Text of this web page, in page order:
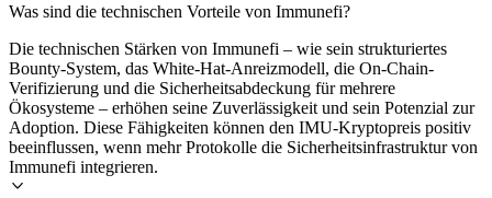
Was sind die technischen Vorteile von Immunefi?
Die technischen Stärken von Immunefi – wie sein strukturiertes
Bounty-System, das White-Hat-Anreizmodell, die On-Chain-
Verifizierung und die Sicherheitsabdeckung für mehrere
Ökosysteme – erhöhen seine Zuverlässigkeit und sein Potenzial zur
Adoption. Diese Fähigkeiten können den IMU-Kryptopreis positiv
beeinflussen, wenn mehr Protokolle die Sicherheitsinfrastruktur von
Immunefi integrieren.